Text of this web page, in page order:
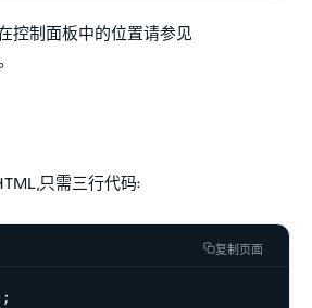
控制面板中的位置请参见
只需三行代码:
复制页面